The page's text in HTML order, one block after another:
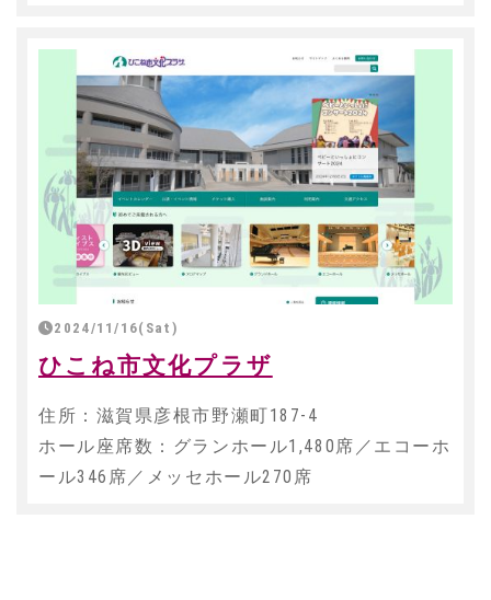
2024/11/16(Sat)
ひこね市文化プラザ
住所：滋賀県彦根市野瀬町187-4
ホール座席数：グランホール1,480席／エコーホ
ール346席／メッセホール270席